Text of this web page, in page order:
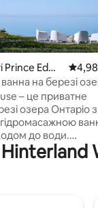
Prince Edwa
на березі
Lakehouse
– це приватне
озера Онтаріо з
до води.
видом на озеро
та головної
Hinterland